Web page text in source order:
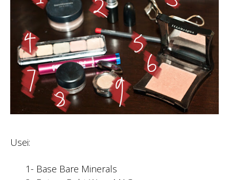
Usei:
1- Base Bare Minerals